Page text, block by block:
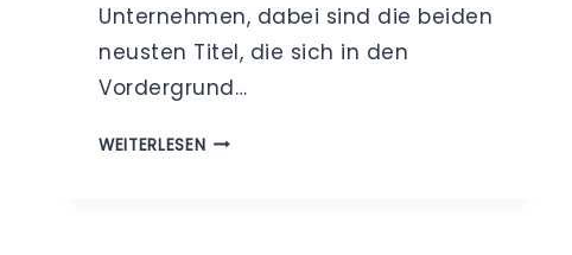
Unternehmen, dabei sind die beiden
neusten Titel, die sich in den
Vordergrund…
WEITERLESENCHIEF